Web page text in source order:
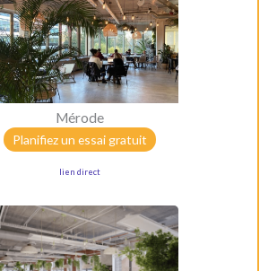
Mérode
Planifiez un essai gratuit
lien direct